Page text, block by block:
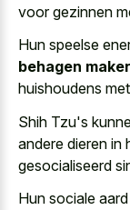
voor gezinnen
Hun speelse
behagen
huishoudens
Shih Tzu's
andere dieren in
gesocialiseerd
Hun sociale